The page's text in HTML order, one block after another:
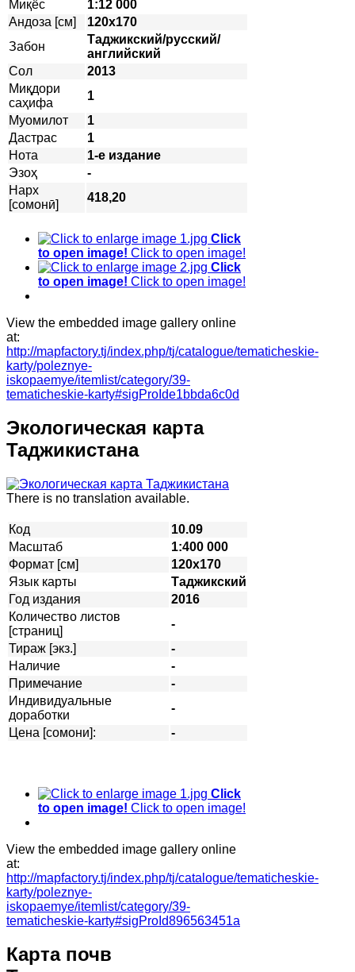
Миқёс
1:12 000
Андоза [см]
120х170
Забон
Таджикский/русский/
английский
Сол
2013
Миқдори
саҳифа
1
Муомилот
1
Дастрас
1
Нота
1-е издание
Эзоҳ
-
Нарх
[сомонӣ]
418,20
Click
to open image! Click to open image!
Click
to open image! Click to open image!
View the embedded image gallery online
at:
http://mapfactory.tj/index.php/tj/catalogue/tematicheskie-
karty/poleznye-
iskopaemye/itemlist/category/39-
tematicheskie-karty#sigProIde1bbda6c0d
Экологическая карта
Таджикистана
There is no translation available.
Код
10.09
Масштаб
1:400 000
Формат [см]
120х170
Язык карты
Таджикский
Год издания
2016
Количество листов
[страниц]
-
Тираж [экз.]
-
Наличие
-
Примечание
-
Индивидуальные
доработки
-
Цена [сомони]:
-
Click
to open image! Click to open image!
View the embedded image gallery online
at:
http://mapfactory.tj/index.php/tj/catalogue/tematicheskie-
karty/poleznye-
iskopaemye/itemlist/category/39-
tematicheskie-karty#sigProId896563451a
Карта почв